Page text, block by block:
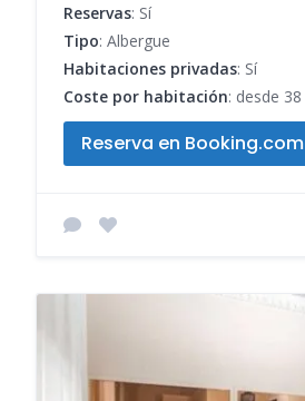
Reservas: Sí
Tipo: Albergue
Habitaciones privadas: Sí
Coste por habitación: desde 38
Reserva en Booking.com